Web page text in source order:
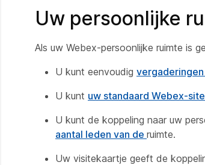
Uw persoonlijke
Als uw Webex-persoonlijke ruimte is
U kunt eenvoudig
U kunt uw standaard Webex-
U kunt de koppeling naar uw
aantal leden van de ruimte.
Uw visitekaartje geeft de